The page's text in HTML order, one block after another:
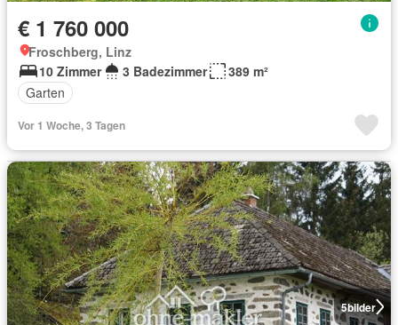
€ 1 760 000
Froschberg, Linz
10 Zimmer
3 Badezimmer
389 m²
Garten
Vor 1 Woche, 3 Tagen
5bilder